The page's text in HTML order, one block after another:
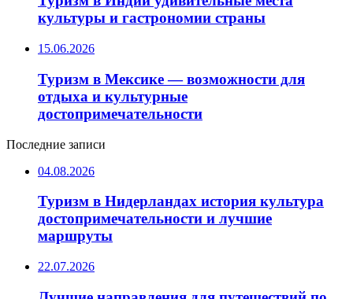
культуры и гастрономии страны
15.06.2026
Туризм в Мексике — возможности для
отдыха и культурные
достопримечательности
Последние записи
04.08.2026
Туризм в Нидерландах история культура
достопримечательности и лучшие
маршруты
22.07.2026